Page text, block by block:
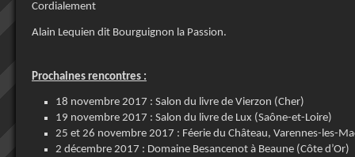
Cordialement
Alain Lequien dit Bourguignon la Passion.
Prochaines rencontres :
18 novembre 2017 : Salon du livre de Vierzon (Cher)
19 novembre 2017 : Salon du livre de Lux (Saône-et-Loire)
25 et 26 novembre 2017 : Féerie du Château, Varennes-les-
2 décembre 2017 : Domaine Besancenot à Beaune (Côte d’Or)